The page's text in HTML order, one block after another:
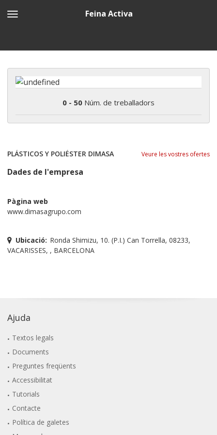
Feina Activa
0 - 50 Núm. de treballadors
PLÁSTICOS Y POLIÉSTER DIMASA Veure les vostres ofertes
Dades de l'empresa
Pàgina web
www.dimasagrupo.com
Ubicació: Ronda Shimizu, 10. (P.I.) Can Torrella, 08233,
VACARISSES, , BARCELONA
Ajuda
Textos legals
Documents
Preguntes freqüents
Accessibilitat
Tutorials
Contacte
Política de galetes